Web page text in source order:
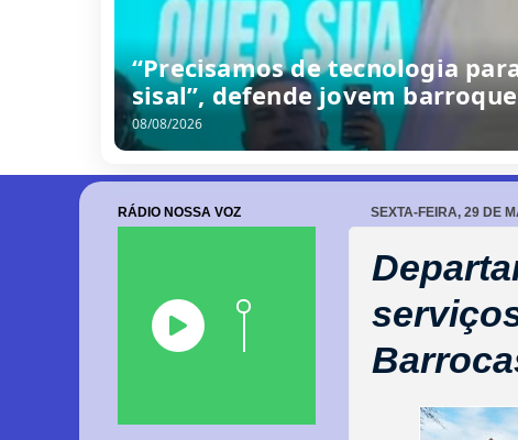
“Precisamos de tecnologia
sisal”, defende jovem
08/08/2026
SEXTA-FEIRA, 29 DE
RÁDIO NOSSA VOZ